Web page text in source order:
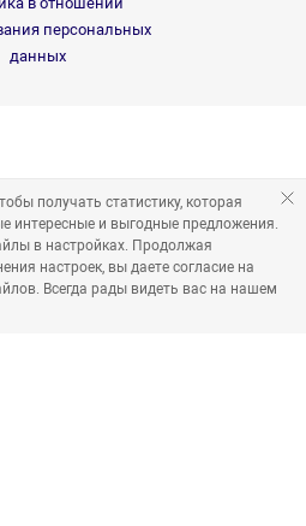
персональных
данных
получать статистику, которая
интересные и выгодные предложения.
в настройках. Продолжая
настроек, вы даете согласие на
Всегда рады видеть вас на нашем